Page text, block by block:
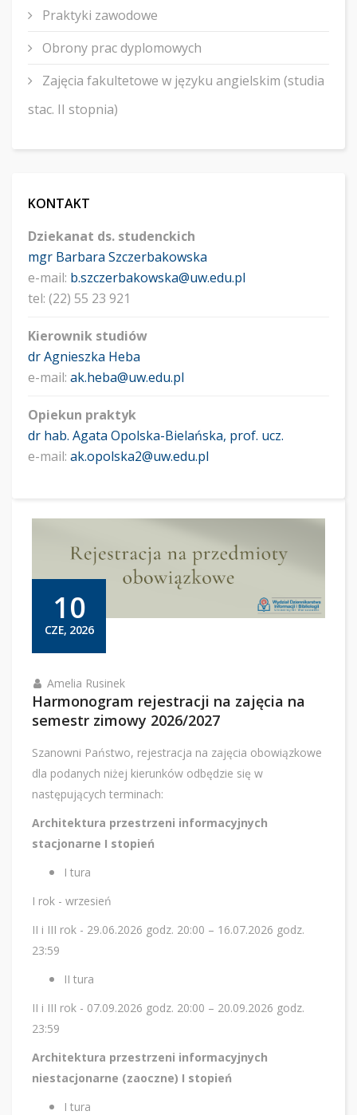
10
CZE, 2026
Amelia Rusinek
Harmonogram rejestracji na zajęcia na
semestr zimowy 2026/2027
Szanowni Państwo, rejestracja na zajęcia obowiązkowe
dla podanych niżej kierunków odbędzie się w
następujących terminach:
Architektura przestrzeni informacyjnych
stacjonarne I stopień
I tura
I rok - wrzesień
II i III rok - 29.06.2026 godz. 20:00 – 16.07.2026 godz.
23:59
II tura
II i III rok - 07.09.2026 godz. 20:00 – 20.09.2026 godz.
23:59
Architektura przestrzeni informacyjnych
niestacjonarne (zaoczne) I stopień
I tura
Praktyki zawodowe
Obrony prac dyplomowych
Zajęcia fakultetowe w języku angielskim (studia
stac. II stopnia)
KONTAKT
Dziekanat ds. studenckich
mgr Barbara Szczerbakowska
e-mail: b.szczerbakowska@uw.edu.pl
tel: (22) 55 23 921
Kierownik studiów
dr Agnieszka Heba
e-mail: ak.heba@uw.edu.pl
Opiekun praktyk
dr hab. Agata Opolska-Bielańska, prof. ucz.
e-mail: ak.opolska2@uw.edu.pl